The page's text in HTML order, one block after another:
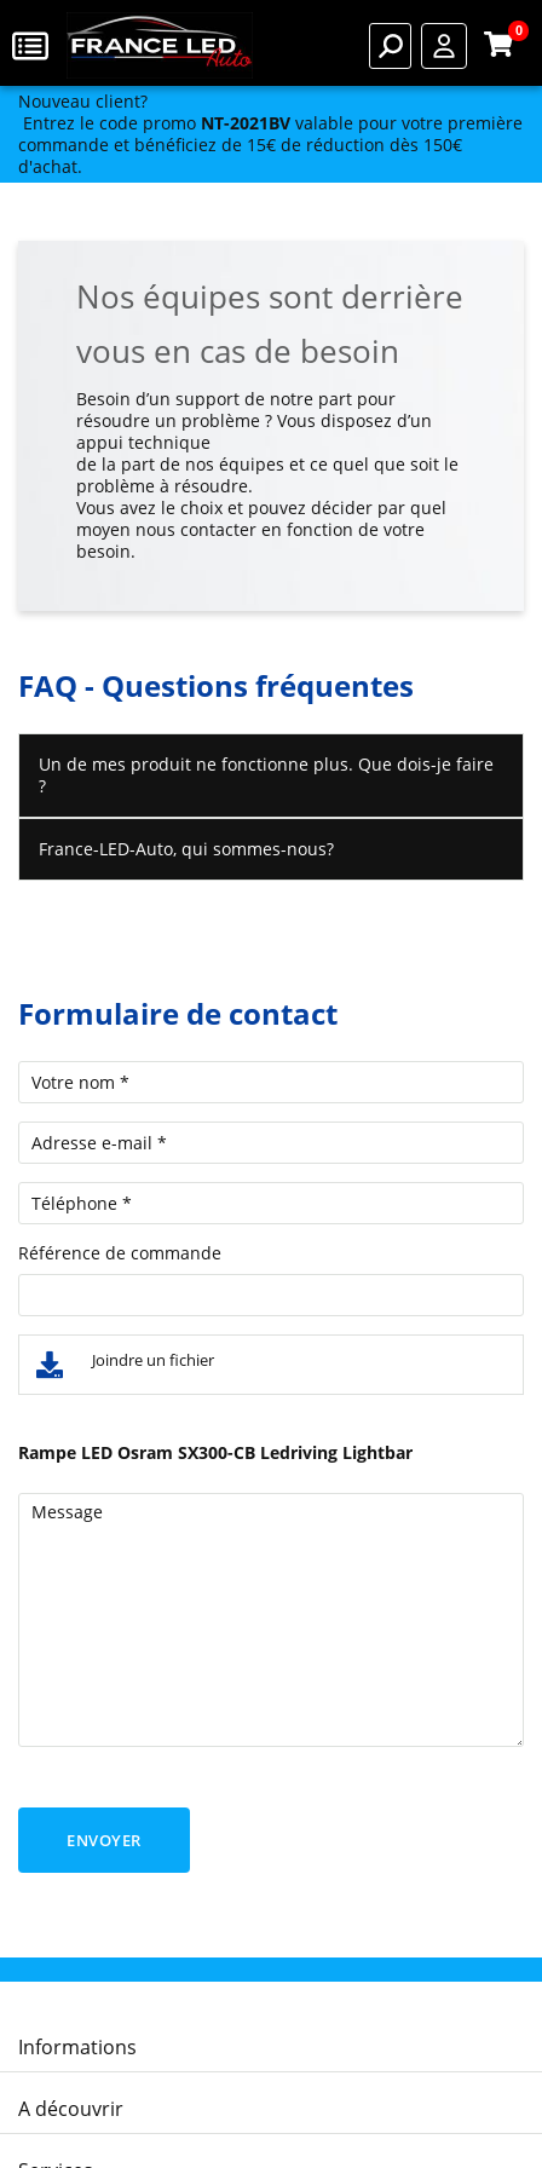
0
Nouveau client?
Entrez le code promo NT-2021BV valable pour votre première
commande et bénéficiez de 15€ de réduction dès 150€
d'achat.
Nos équipes sont derrière
vous en cas de besoin
Besoin d’un support de notre part pour
résoudre un problème ? Vous disposez d’un
appui technique
de la part de nos équipes et ce quel que soit le
problème à résoudre.
Vous avez le choix et pouvez décider par quel
moyen nous contacter en fonction de votre
besoin.
FAQ - Questions fréquentes
Un de mes produit ne fonctionne plus. Que dois-je faire
?
France-LED-Auto, qui sommes-nous?
Formulaire de contact
Référence de commande
Joindre un fichier
Rampe LED Osram SX300-CB Ledriving Lightbar
ENVOYER
Informations
A découvrir